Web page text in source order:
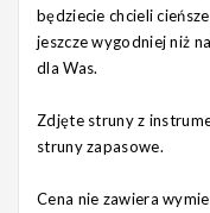
będziecie chcieli
jeszcze wygodniej niż
dla Was.
Zdjęte struny z
struny zapasowe.
Cena nie zawiera